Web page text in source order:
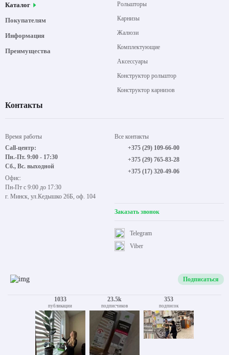
Каталог
Покупателям
Информация
Преимущества
Рольшторы
Карнизы
Жалюзи
Комплектующие
Аксессуары
Конструктор рольштор
Конструктор карнизов
Контакты
Время работы
Call-центр:
Пн.-Пт. 9:00 - 17:30
Сб., Вс. выходной
Офис:
Пн-Пт с 9:00 до 17:30
г. Минск, ул.Кедышко 26Б, оф. 104
Все контакты
+375 (29) 109-66-00
+375 (29) 765-83-28
+375 (17) 320-49-06
Заказать звонок
Viber
Telegram
Подписаться
1033
публикации
23.5k
подписчиков
353
подписок